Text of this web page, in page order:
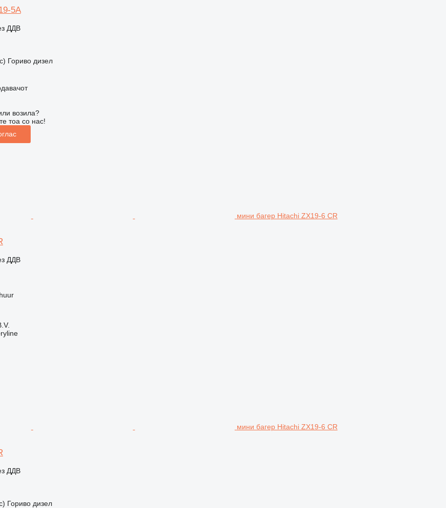
5A
ДДВ
Гориво дизел
возила?
тоа со нас!
мини багер Hitachi ZX19-6 CR
ДДВ
мини багер Hitachi ZX19-6 CR
ДДВ
Гориво дизел